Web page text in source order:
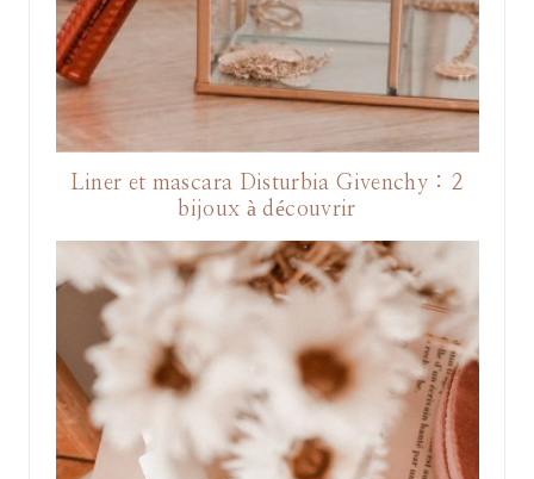
Liner et mascara Disturbia Givenchy : 2
bijoux à découvrir